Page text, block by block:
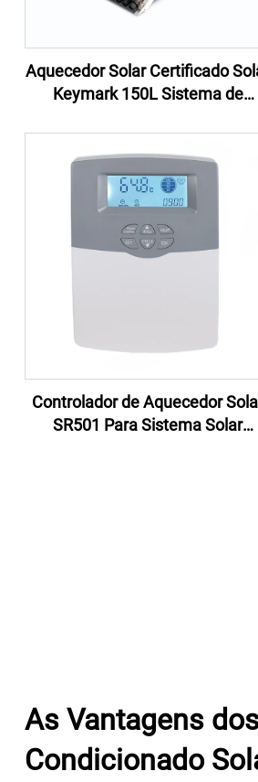
Aquecedor Solar Certificado
Keymark 150L Sistema de
Integrado para Casa Hotel ou
Comercial
Controlador de Aquecedor
SR501 Para Sistema Solar
As Vantagens
Condicionado